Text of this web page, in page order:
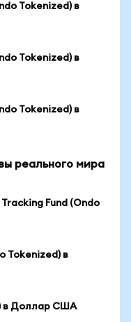
Tokenized) в
Tokenized) в
Tokenized) в
реального мира
Fund (Ondo
Tokenized) в
в Доллар США